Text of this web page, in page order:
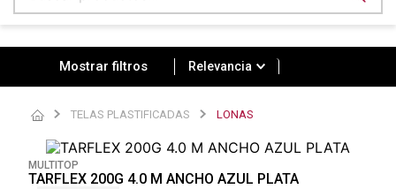
Relevancia
TELAS PLASTIFICADAS LONAS
MULTITOP
TARFLEX 200G 4.0 M ANCHO AZUL PLATA
papel tapiz
puff
espuma